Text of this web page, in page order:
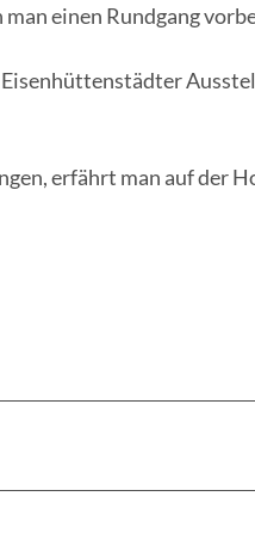
einen Rundgang
erfährt man auf der